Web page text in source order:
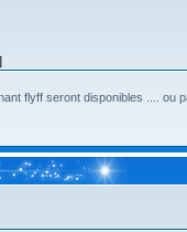
flyff seront disponibles .... ou